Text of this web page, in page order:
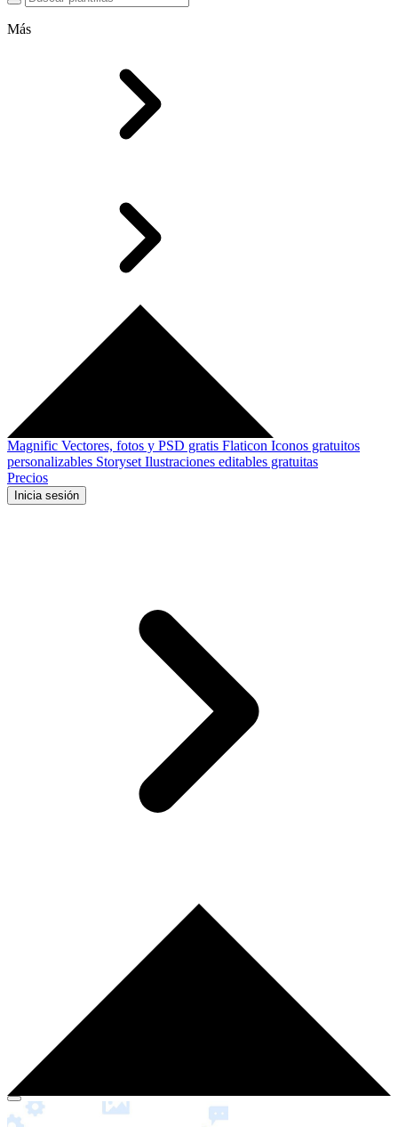
Más
Magnific Vectores, fotos y PSD gratis Flaticon Iconos gratuitos
personalizables Storyset Ilustraciones editables gratuitas
Precios
Inicia sesión